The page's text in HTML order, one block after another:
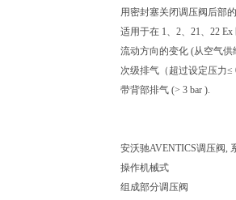
用密封塞关闭调压阀后部
适用于在 1、2、21、22
流动方向的变化 (从空气
次级排气（超过设定压力≤
带背部排气 (> 3 bar ).
安沃驰AVENTICS调压阀,
操作机械式
组成部分调压阀